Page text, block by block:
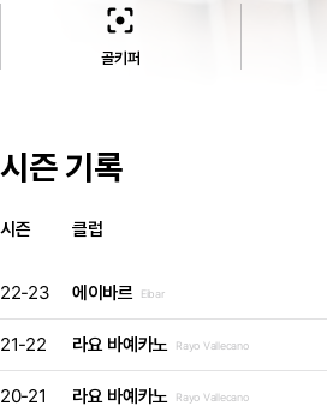
filter_center_focus
골키퍼
시즌 기록
시즌 클럽
22-23 에이바르 Eibar
21-22 라요 바예카노 Rayo Vallecano
20-21 라요 바예카노 Rayo Vallecano